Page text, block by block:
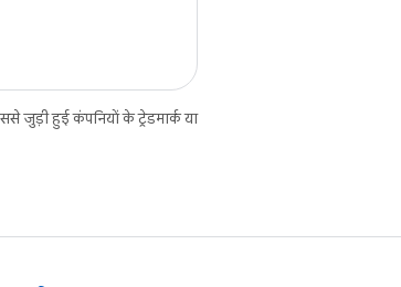
जुड़ी हुई कंपनियों के ट्रेडमार्क या